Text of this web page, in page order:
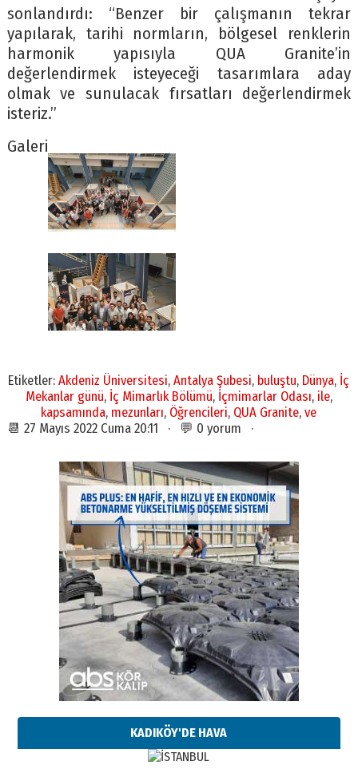
sonlandırdı: “Benzer bir çalışmanın tekrar
yapılarak, tarihi normların, bölgesel renklerin
harmonik yapısıyla QUA Granite’in
değerlendirmek isteyeceği tasarımlara aday
olmak ve sunulacak fırsatları değerlendirmek
isteriz.”
Galeri
Etiketler:Akdeniz Üniversitesi,Antalya Şubesi, buluştu, Dünya, İç
Mekanlar günü, İç Mimarlık Bölümü, İçmimarlar Odası, ile,
kapsamında, mezunları, Öğrencileri, QUA Granite,ve
📆 27 Mayıs 2022 Cuma 20:11 · 💬 0 yorum ·
KADIKÖY'DE HAVA